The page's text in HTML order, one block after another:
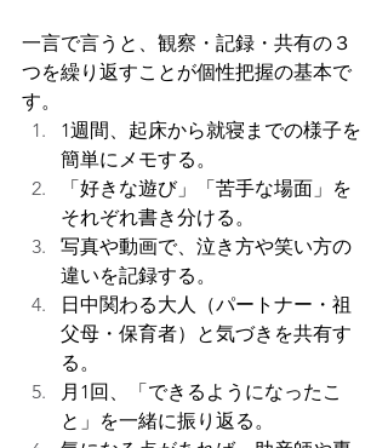
一言で言うと、観察・記録・共有の３
つを繰り返すことが個性把握の基本で
す。
1週間、起床から就寝までの様子を
簡単にメモする。
「好きな遊び」「苦手な場面」を
それぞれ書き分ける。
写真や動画で、泣き方や笑い方の
違いを記録する。
日中関わる大人（パートナー・祖
父母・保育者）と気づきを共有す
る。
月1回、「できるようになったこ
と」を一緒に振り返る。